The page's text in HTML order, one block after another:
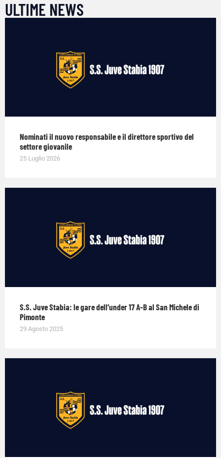
ULTIME NEWS
Nominati il nuovo responsabile e il direttore sportivo del
settore giovanile
25 Luglio 2026
S.S. Juve Stabia: le gare dell’under 17 A-B al San Michele di
Pimonte
29 Agosto 2025